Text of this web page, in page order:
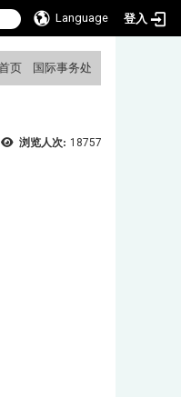
Language 登入
页 国际事务处
浏览人次: 18757